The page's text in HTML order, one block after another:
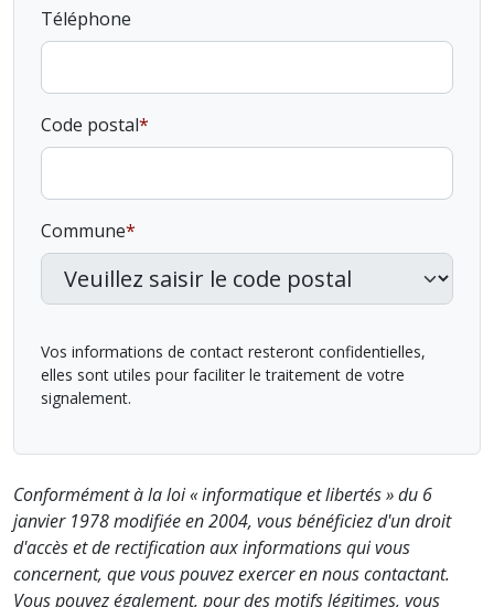
Téléphone
Code postal
Commune
Vos informations de contact resteront confidentielles,
elles sont utiles pour faciliter le traitement de votre
signalement.
Conformément à la loi « informatique et libertés » du 6
janvier 1978 modifiée en 2004, vous bénéficiez d'un droit
d'accès et de rectification aux informations qui vous
concernent, que vous pouvez exercer en nous contactant.
Vous pouvez également, pour des motifs légitimes, vous